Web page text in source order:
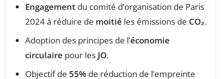
Engagement du comité d’organisation de Paris
2024 à réduire de moitié les émissions de CO₂.
Adoption des principes de l’économie
circulaire pour les JO.
Objectif de 55% de réduction de l’empreinte